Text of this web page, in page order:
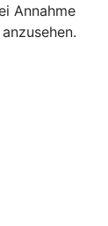
Annahme